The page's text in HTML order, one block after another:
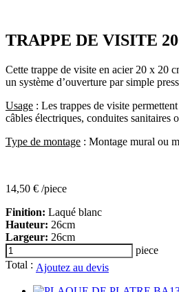
TRAPPE DE VISITE
Cette trappe de visite en acier 20 x 20
un système d’ouverture par simple
Usage : Les trappes de visite
câbles électriques, conduites sanitaires
Type de montage : Montage mural ou
14,50 € /piece
Finition: Laqué blanc
Hauteur: 26cm
Largeur: 26cm
quantité
de
TRAPPE
piece
Total : Ajoutez au devis